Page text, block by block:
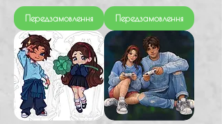
Передзамовлення Передзамовлення